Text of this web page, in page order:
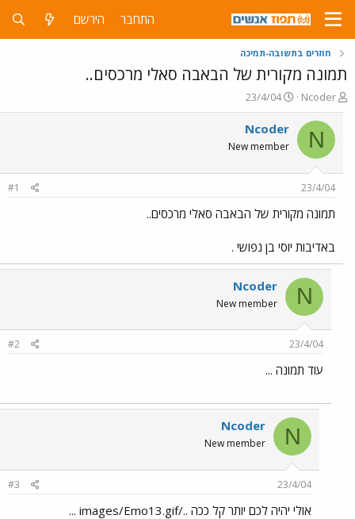
התחבר הירשם
חוזרים בתשובה-תמיכה
תמונה מקורית של הבאבה סאלי מרכסים..
פ
ו
ת
ח
ה
ש
א
Ncoder
פ
ו
ר
ם
ר
23/4/04
N
Ncoder
New member
23/4/04
#1
תמונה מקורית של הבאבה סאלי מרכסים..
באדיבות יוסי בן נפושי .
N
Ncoder
New member
23/4/04
#2
עוד תמונה ...
N
Ncoder
New member
23/4/04
#3
אולי יהיה לכם יותר קל ככה ../images/Emo13.gif ...